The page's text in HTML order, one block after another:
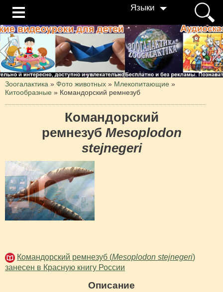
Языки
Зоогалактика » Фото животных » Млекопитающие »
Китообразные » Командорский ремнезуб
Командорский
ремнезуб Mesoplodon
stejnegeri
Командорский ремнезуб (Mesoplodon stejnegeri)
занесен в Красную книгу России
Описание